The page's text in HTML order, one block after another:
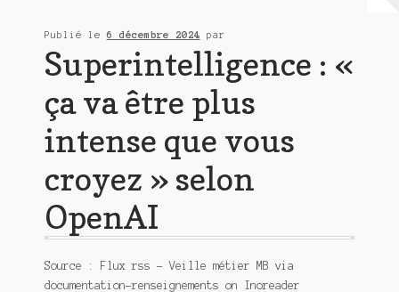
Publié le 6 décembre 2024 par
Superintelligence : «
ça va être plus
intense que vous
croyez » selon
OpenAI
Source : Flux rss – Veille métier MB via
documentation-renseignements on Inoreader